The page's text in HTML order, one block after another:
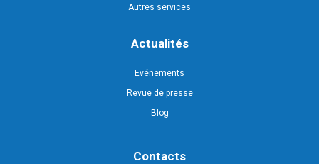
Autres services
Actualités
Evénements
Revue de presse
Blog
Contacts